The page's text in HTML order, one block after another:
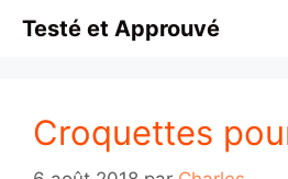
Testé et Approuvé
Croquettes